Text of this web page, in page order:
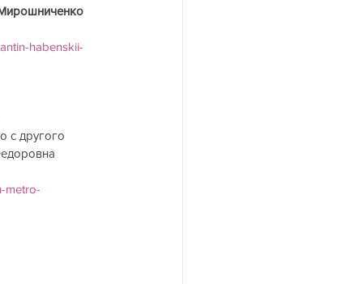
Мирошниченко
habenskii-
с другого
metro-